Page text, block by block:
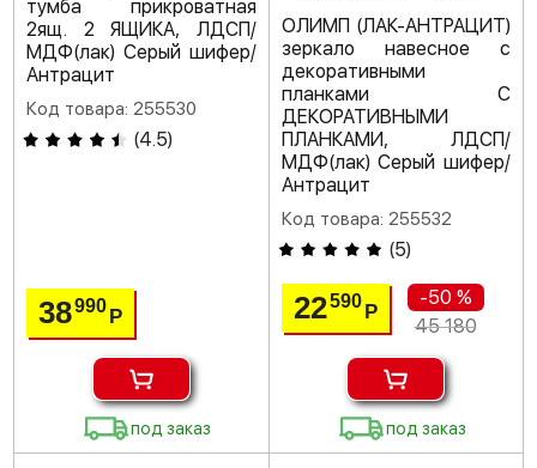
тумба прикроватная
2ящ. 2 ЯЩИКА, ЛДСП/
МДФ(лак) Серый шифер/
Антрацит
Код товара: 255530
(4.5)
38990Р
под заказ
ОЛИМП (ЛАК-АНТРАЦИТ)
зеркало навесное с
декоративными
планками С
ДЕКОРАТИВНЫМИ
ПЛАНКАМИ, ЛДСП/
МДФ(лак) Серый шифер/
Антрацит
Код товара: 255532
(5)
22590 Р
-50 %
45 180
под заказ